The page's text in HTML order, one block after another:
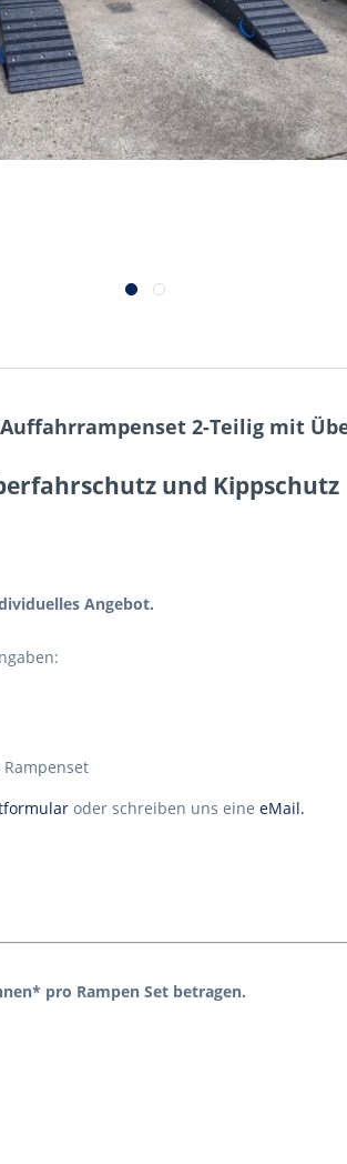
2-Teilig mit
und Kippschutz
Angebot.
oder schreiben uns eine eMail.
pro Rampen Set betragen.